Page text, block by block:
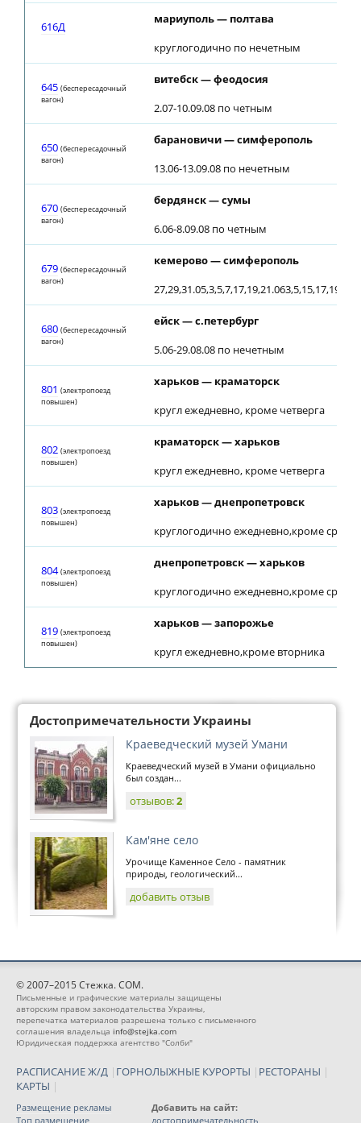
616Д
мариуполь — полтава
круглогодично по нечетным
645 (беспересадочный
вагон)
витебск — феодосия
2.07-10.09.08 по четным
650 (беспересадочный
вагон)
барановичи — симферополь
13.06-13.09.08 по нечетным
670 (беспересадочный
вагон)
бердянск — сумы
6.06-8.09.08 по четным
679 (беспересадочный
вагон)
кемерово — симферополь
680 (беспересадочный
вагон)
ейск — с.петербург
5.06-29.08.08 по нечетным
801 (электропоезд
повышен)
харьков — краматорск
кругл ежедневно, кроме четверга
802 (электропоезд
повышен)
краматорск — харьков
кругл ежедневно, кроме четверга
803 (электропоезд
повышен)
харьков — днепропетровск
круглогодично ежедневно,кроме среды
804 (электропоезд
повышен)
днепропетровск — харьков
круглогодично ежедневно,кроме среды
819 (электропоезд
повышен)
харьков — запорожье
кругл ежедневно,кроме вторника
Достопримечательности Украины
Краеведческий музей Умани
Краеведческий музей в Умани официально
был создан...
отзывов:2
Кам'яне село
Урочище Каменное Село - памятник
природы, геологический...
добавить отзыв
© 2007–2015 Стежка. COM.
Письменные и графические материалы защищены
авторским правом законодательства Украины,
перепечатка материалов разрешена только с письменного
соглашения владельца info@stejka.com
Юридическая поддержка агентство "Солби"
РАСПИСАНИЕ Ж/Д | ГОРНОЛЫЖНЫЕ КУРОРТЫ | РЕСТОРАНЫ |
КАРТЫ |
Размещение рекламы
Топ размещение
Добавить на сайт:
достопримечательность